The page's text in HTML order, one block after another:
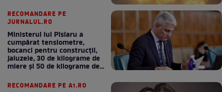
RECOMANDARE PE
JURNALUL.RO
Ministerul lui Pîslaru a
cumpărat tensiometre,
bocanci pentru construcții,
jaluzele, 30 de kilograme de
miere și 50 de kilograme de
RECOMANDARE PE A1.RO